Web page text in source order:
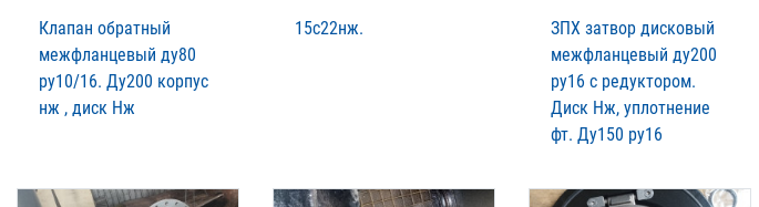
Клапан обратный
межфланцевый ду80
ру10/16. Ду200 корпус
нж , диск Нж
15с22нж.
ЗПХ затвор дисковый
межфланцевый ду200
ру16 с редуктором.
Диск Нж, уплотнение
фт. Ду150 ру16